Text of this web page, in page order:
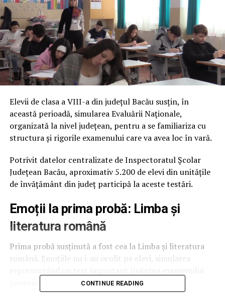
Elevii de clasa a VIII-a din județul Bacău susțin, în
această perioadă, simularea Evaluării Naționale,
organizată la nivel județean, pentru a se familiariza cu
structura și rigorile examenului care va avea loc în vară.
Potrivit datelor centralizate de Inspectoratul Școlar
Județean Bacău, aproximativ 5.200 de elevi din unitățile
de învățământ din județ participă la aceste testări.
Emoții la prima probă: Limba și
literatura română
Prima probă susținută a fost cea la Limba și literatura
română. Emoțiile nu i-au ocolit pe elevi, simularea
CONTINUE READING